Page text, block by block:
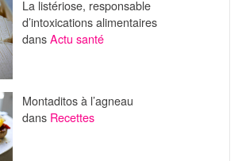
La listériose, responsable
d’intoxications alimentaires
dansActu santé
Montaditos à l’agneau
dans Recettes